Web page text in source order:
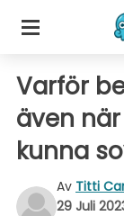
Varför
även
kunna
Av Titti
29 Juli